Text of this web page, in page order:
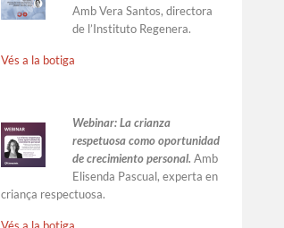
Amb Vera Santos, directora
de l’Instituto Regenera.
Vés a la botiga
Webinar: La crianza
respetuosa como oportunidad
de crecimiento personal. Amb
Elisenda Pascual, experta en
criança respectuosa.
Vés a la botiga